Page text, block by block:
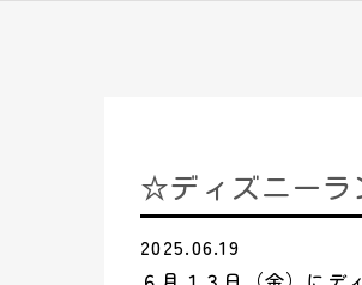
☆ディズニーラ
2025.06.19